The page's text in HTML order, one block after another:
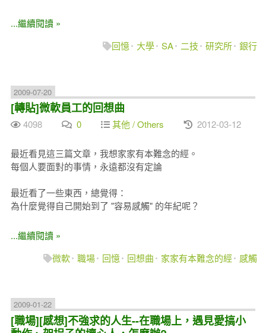
...繼續閱讀 »
回憶
大學 SA 二技 研究所 銀行
2009-07-20
[轉貼]微軟員工的回想曲
4098 0 其他 / Others 2012-03-12
最近看見這三篇文章，我想家家有本難念的經。
每個人要面對的事情，永遠都沒有定論
最近看了一些東西，總覺得：
為什麼覺得自己開始到了 "容易感觸" 的年紀呢？
...繼續閱讀 »
微軟 職場 回憶 回想曲 家家有本難念的經 感觸
2009-01-22
[職場][感想]不強求的人生--在職場上，遇見愛搞小